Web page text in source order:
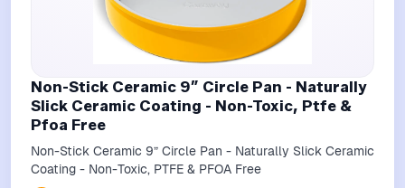
Non-Stick Ceramic 9” Circle Pan - Naturally
Slick Ceramic Coating - Non-Toxic, Ptfe &
Pfoa Free
Non-Stick Ceramic 9” Circle Pan - Naturally Slick Ceramic
Coating - Non-Toxic, PTFE & PFOA Free